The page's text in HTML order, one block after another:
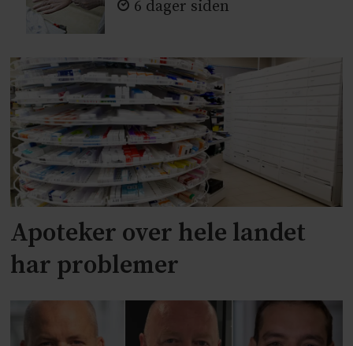
6 dager siden
Apoteker over hele landet
har problemer